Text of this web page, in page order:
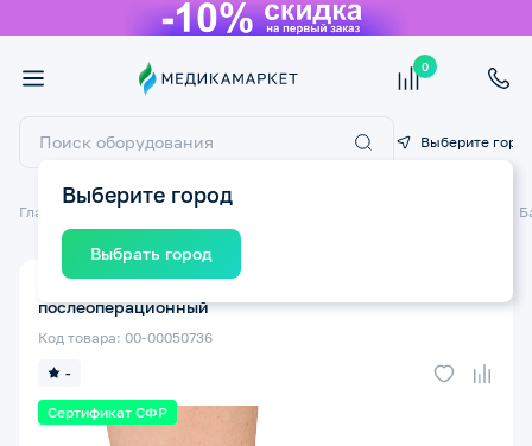
0
Выберите город
Выберите город
Выбрать город
Главная Ортопедические изделия
Сертификат СФР
-
Код товара: 00-00050736
послеоперационный